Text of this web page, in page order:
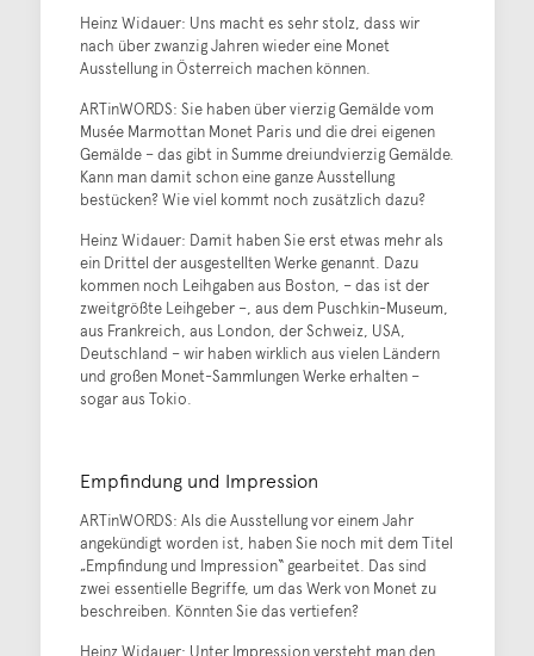
Heinz Widauer: Uns macht es sehr stolz, dass wir
nach über zwanzig Jahren wieder eine Monet
Ausstellung in Österreich machen können.
ARTinWORDS: Sie haben über vierzig Gemälde vom
Musée Marmottan Monet Paris und die drei eigenen
Gemälde – das gibt in Summe dreiundvierzig Gemälde.
Kann man damit schon eine ganze Ausstellung
bestücken? Wie viel kommt noch zusätzlich dazu?
Heinz Widauer: Damit haben Sie erst etwas mehr als
ein Drittel der ausgestellten Werke genannt. Dazu
kommen noch Leihgaben aus Boston, – das ist der
zweitgrößte Leihgeber –, aus dem Puschkin-Museum,
aus Frankreich, aus London, der Schweiz, USA,
Deutschland – wir haben wirklich aus vielen Ländern
und großen Monet-Sammlungen Werke erhalten –
sogar aus Tokio.
Empfindung und Impression
ARTinWORDS: Als die Ausstellung vor einem Jahr
angekündigt worden ist, haben Sie noch mit dem Titel
„Empfindung und Impression“ gearbeitet. Das sind
zwei essentielle Begriffe, um das Werk von Monet zu
beschreiben. Könnten Sie das vertiefen?
Heinz Widauer: Unter Impression versteht man den